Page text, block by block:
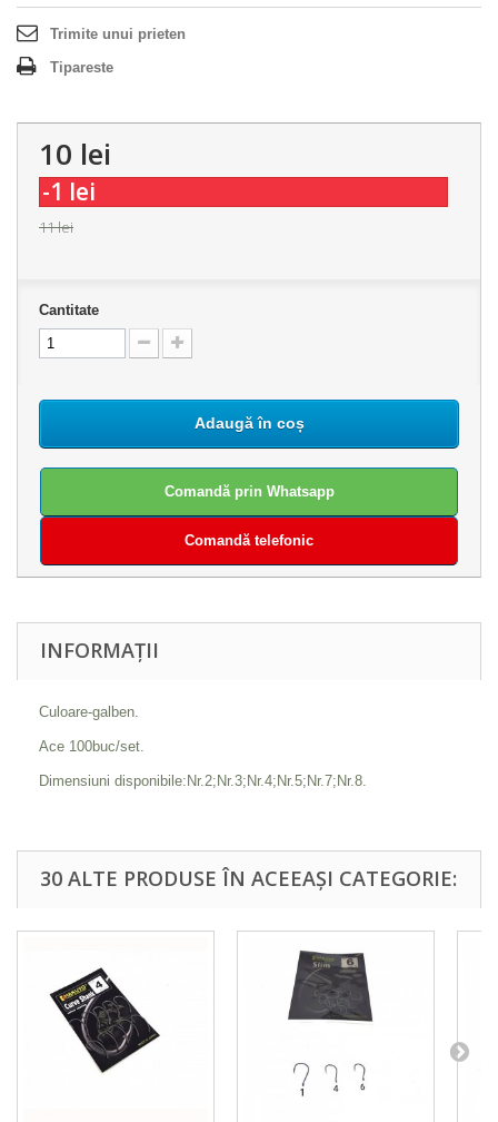
Trimite unui prieten
Tipareste
10 lei
-1 lei
11 lei
Cantitate
Adaugă în coș
Comandă prin Whatsapp
Comandă telefonic
INFORMAȚII
Culoare-galben.
Ace 100buc/set.
Dimensiuni disponibile:Nr.2;Nr.3;Nr.4;Nr.5;Nr.7;Nr.8.
30 ALTE PRODUSE ÎN ACEEAȘI CATEGORIE: